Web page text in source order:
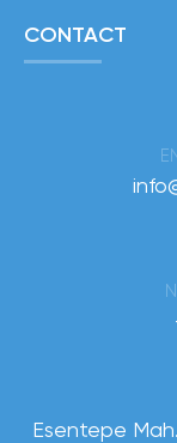
CONTACT
Esentepe